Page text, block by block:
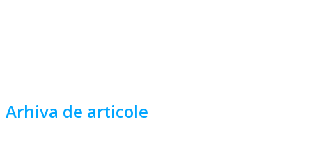
Arhiva de articole